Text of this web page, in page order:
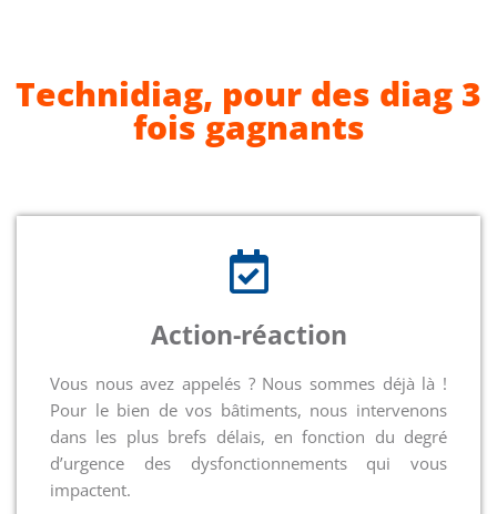
Technidiag, pour des diag 3
fois gagnants
Action-réaction
Vous nous avez appelés ? Nous sommes déjà là !
Pour le bien de vos bâtiments, nous intervenons
dans les plus brefs délais, en fonction du degré
d’urgence des dysfonctionnements qui vous
impactent.